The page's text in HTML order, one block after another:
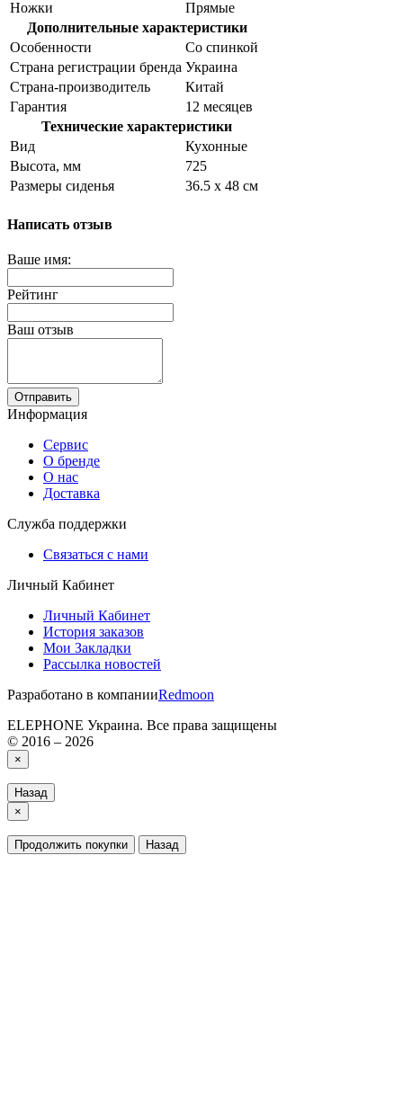
Ножки
Прямые
Дополнительные характеристики
Особенности
Со спинкой
Страна регистрации бренда Украина
Страна-производитель
Китай
Гарантия
12 месяцев
Технические характеристики
Вид
Кухонные
Высота, мм
725
Размеры сиденья
36.5 х 48 см
Написать отзыв
Ваше имя:
Рейтинг
Ваш отзыв
Отправить
Информация
Сервис
О бренде
О нас
Доставка
Служба поддержки
Связаться с нами
Личный Кабинет
Личный Кабинет
История заказов
Мои Закладки
Рассылка новостей
Разработано в компанииRedmoon
ELEPHONE Украина. Все права защищены
© 2016 – 2026
×
Назад
×
Продолжить покупки Назад